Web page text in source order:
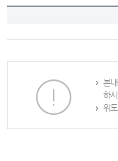
본
하
위